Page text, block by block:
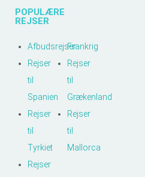
POPULÆRE
REJSER
Afbudsrejser
Rejser
til
Spanien
Rejser
til
Tyrkiet
Rejser
Frankrig
Rejser
til
Grækenland
Rejser
til
Mallorca